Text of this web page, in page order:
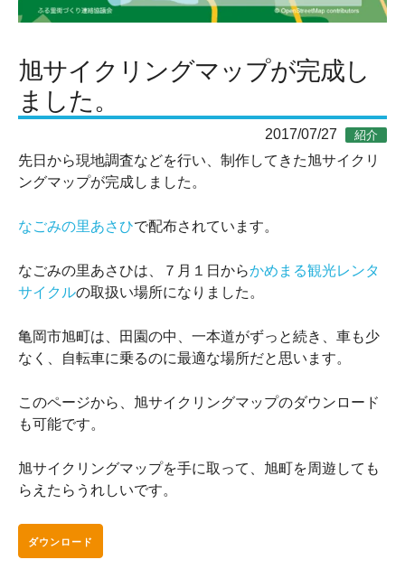
旭サイクリングマップが完成し
ました。
2017/07/27 紹介
先日から現地調査などを行い、制作してきた旭サイクリ
ングマップが完成しました。
なごみの里あさひで配布されています。
なごみの里あさひは、７月１日からかめまる観光レンタ
サイクルの取扱い場所になりました。
亀岡市旭町は、田園の中、一本道がずっと続き、車も少
なく、自転車に乗るのに最適な場所だと思います。
このページから、旭サイクリングマップのダウンロード
も可能です。
旭サイクリングマップを手に取って、旭町を周遊しても
らえたらうれしいです。
ダウンロード